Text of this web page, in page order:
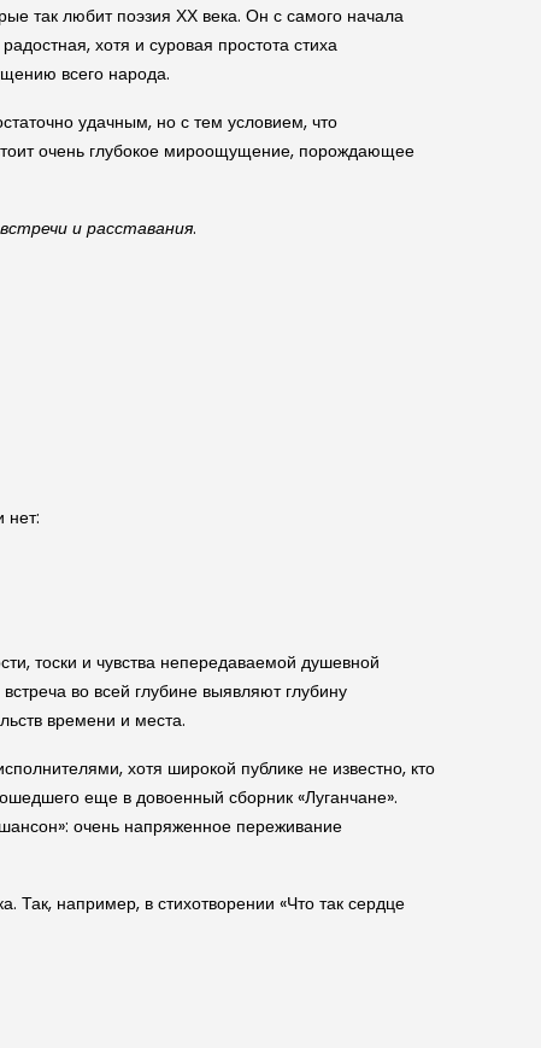
так любит поэзия ХХ века. Он с самого начала
хотя и суровая простота стиха
всего народа.
удачным, но с тем условием, что
очень глубокое мироощущение, порождающее
и расставания.
нет:
тоски и чувства непередаваемой душевной
во всей глубине выявляют глубину
времени и места.
хотя широкой публике не известно, кто
еще в довоенный сборник «Луганчане».
очень напряженное переживание
Так, например, в стихотворении «Что так сердце